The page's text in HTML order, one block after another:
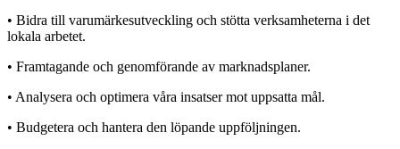
• Bidra till varumärkesutveckling och stötta verksamheterna i det
lokala arbetet.
• Framtagande och genomförande av marknadsplaner.
• Analysera och optimera våra insatser mot uppsatta mål.
• Budgetera och hantera den löpande uppföljningen.